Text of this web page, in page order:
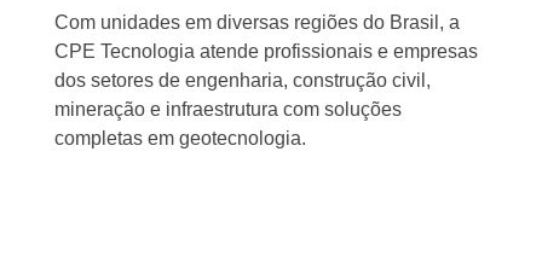
Com unidades em diversas regiões do Brasil, a
CPE Tecnologia atende profissionais e empresas
dos setores de engenharia, construção civil,
mineração e infraestrutura com soluções
completas em geotecnologia.